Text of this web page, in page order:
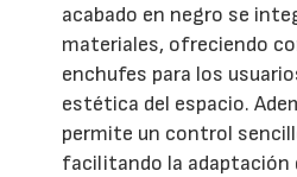
acabado en negro se
materiales, ofreciendo
enchufes para los
estética del espacio.
permite un control
facilitando la adaptación